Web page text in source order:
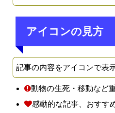
アイコンの見方
記事の内容をアイコンで表
動物の生死・移動など
感動的な記事、おすす